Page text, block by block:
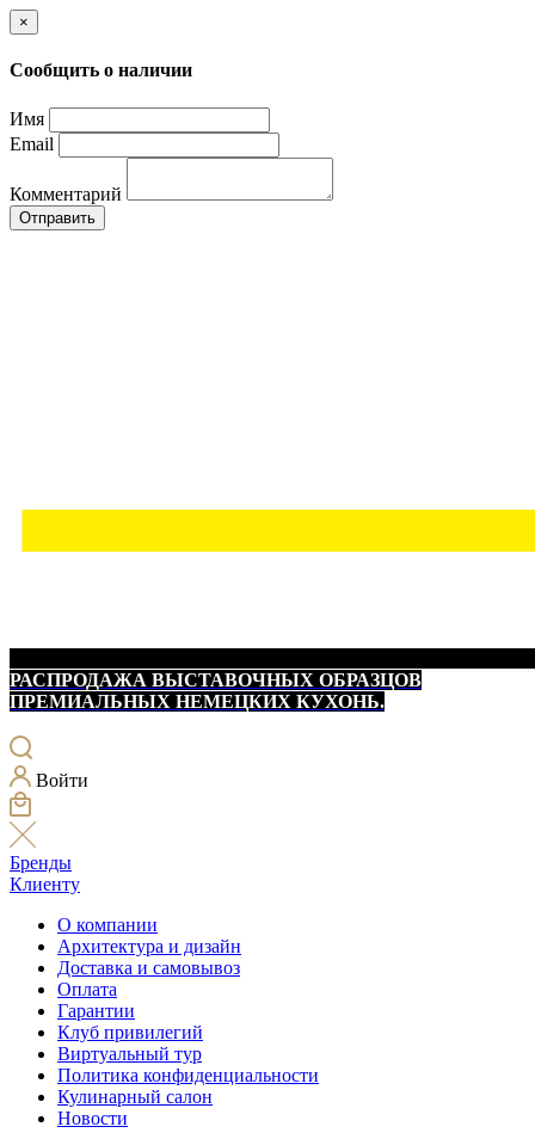
×
Сообщить о наличии
Имя
Email
Комментарий
Отправить
РАСПРОДАЖА ВЫСТАВОЧНЫХ ОБРАЗЦОВ
ПРЕМИАЛЬНЫХ НЕМЕЦКИХ КУХОНЬ.
Войти
Бренды
Клиенту
О компании
Архитектура и дизайн
Доставка и самовывоз
Оплата
Гарантии
Клуб привилегий
Виртуальный тур
Политика конфиденциальности
Кулинарный салон
Новости